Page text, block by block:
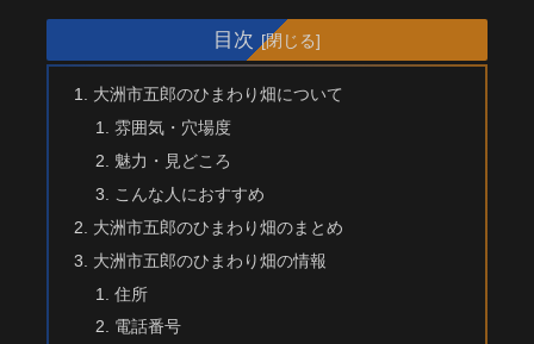
目次
大洲市五郎のひまわり畑について
雰囲気・穴場度
魅力・見どころ
こんな人におすすめ
大洲市五郎のひまわり畑のまとめ
大洲市五郎のひまわり畑の情報
住所
電話番号